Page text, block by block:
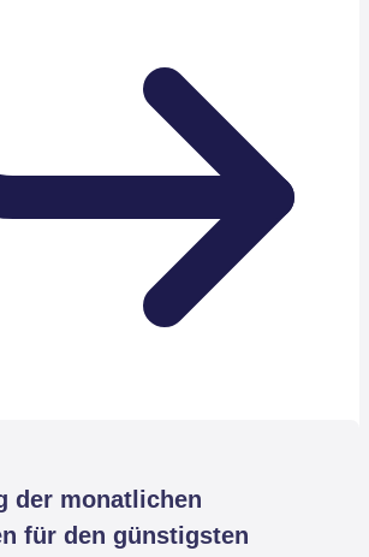
der monatlichen
für den günstigsten